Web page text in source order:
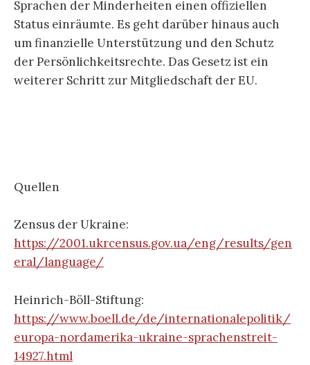
Sprachen der Minderheiten einen offiziellen
Status einräumte. Es geht darüber hinaus auch
um finanzielle Unterstützung und den Schutz
der Persönlichkeitsrechte. Das Gesetz ist ein
weiterer Schritt zur Mitgliedschaft der EU.
Quellen
Zensus der Ukraine:
https://2001.ukrcensus.gov.ua/eng/results/gen
eral/language/
Heinrich-Böll-Stiftung:
https://www.boell.de/de/internationalepolitik/
europa-nordamerika-ukraine-sprachenstreit-
14927.html